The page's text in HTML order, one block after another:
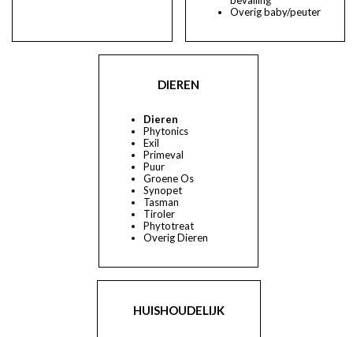
Overig baby/peuter
DIEREN
Dieren
Phytonics
Exil
Primeval
Puur
Groene Os
Synopet
Tasman
Tiroler
Phytotreat
Overig Dieren
HUISHOUDELIJK